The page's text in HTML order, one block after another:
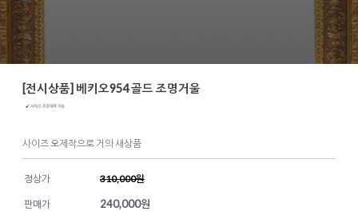
[전시상품] 베키오954 골드 조명거울
사이즈 오제작으로 거의 새상품
정상가 310,000원
판매가 240,000원